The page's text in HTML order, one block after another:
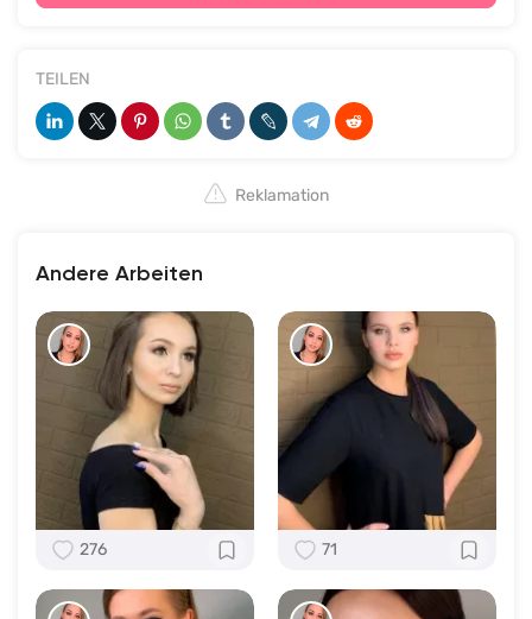
TEILEN
Reklamation
Andere Arbeiten
276 71